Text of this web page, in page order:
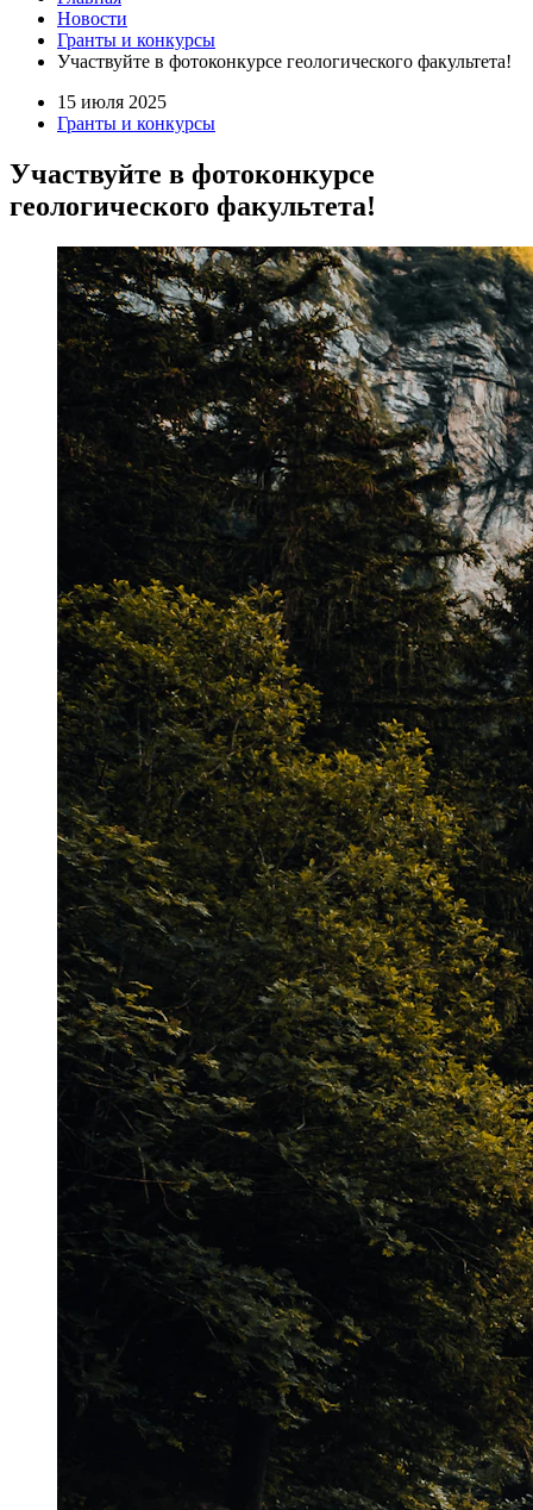
Новости
Гранты и конкурсы
Участвуйте в фотоконкурсе геологического факультета!
15 июля 2025
Гранты и конкурсы
Участвуйте в фотоконкурсе
геологического факультета!